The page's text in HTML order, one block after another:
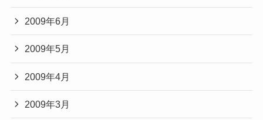
2009年6月
2009年5月
2009年4月
2009年3月